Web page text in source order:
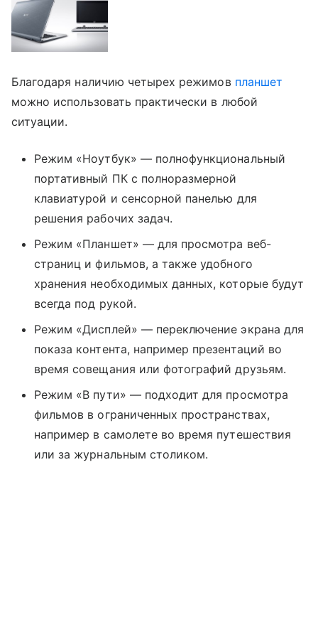
Благодаря наличию четырех режимов планшет
можно использовать практически в любой
ситуации.
Режим «Ноутбук» — полнофункциональный
портативный ПК с полноразмерной
клавиатурой и сенсорной панелью для
решения рабочих задач.
Режим «Планшет» — для просмотра веб-
страниц и фильмов, а также удобного
хранения необходимых данных, которые будут
всегда под рукой.
Режим «Дисплей» — переключение экрана для
показа контента, например презентаций во
время совещания или фотографий друзьям.
Режим «В пути» — подходит для просмотра
фильмов в ограниченных пространствах,
например в самолете во время путешествия
или за журнальным столиком.